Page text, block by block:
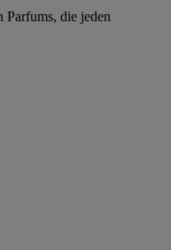
die jeden